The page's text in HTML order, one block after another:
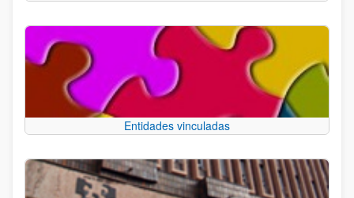
Entidades vinculadas